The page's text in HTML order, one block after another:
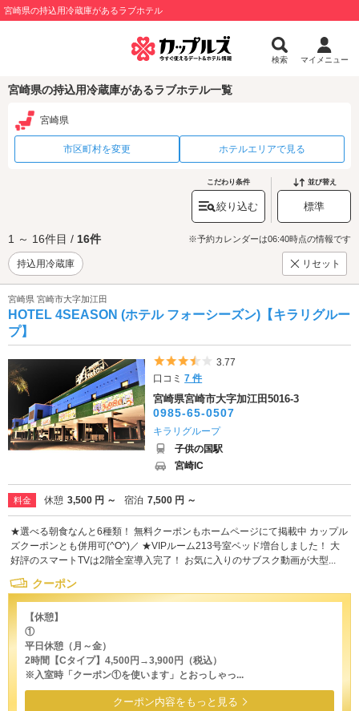
宮崎県の持込用冷蔵庫があるラブホテル
検索 マイメニュー
宮崎県の持込用冷蔵庫があるラブホテル一覧
宮崎県
市区町村を変更 ホテルエリアで見る
こだわり条件
絞り込む
並び替え
標準
1 ～ 16件目 / 16件 ※予約カレンダーは06:40時点の情報です
持込用冷蔵庫 リセット
宮崎県 宮崎市大字加江田
HOTEL 4SEASON (ホテル フォーシーズン)【キラリグルー
プ】
5つ星のうち3.5
3.77
口コミ7 件
宮崎県宮崎市大字加江田5016-3
0985-65-0507
キラリグループ
子供の国駅
宮崎IC
料金 休憩 3,500 円 ～ 宿泊 7,500 円 ～
★選べる朝食なんと6種類！ 無料クーポンもホームページにて掲載中 カップル
ズクーポンとも併用可(^O^)／ ★VIPルーム213号室ベッド増台しました！ 大
好評のスマートTVは2階全室導入完了！ お気に入りのサブスク動画が大型...
クーポン
【休憩】
①
平日休憩（月～金）
2時間【Cタイプ】4,500円→3,900円（税込）
※入室時「クーポン①を使います」とおっしゃっ...
クーポン内容をもっと見る